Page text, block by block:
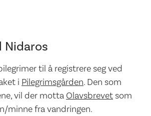
Nidaros
til å registrere seg ved
i Pilegrimsgården. Den som
vil der motta Olavsbrevetsom
minne fra vandringen.